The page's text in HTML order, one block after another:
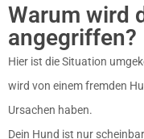
Warum wird
angegriffen?
Hier ist die Situation
wird von einem fremden
Ursachen haben.
Dein Hund ist nur